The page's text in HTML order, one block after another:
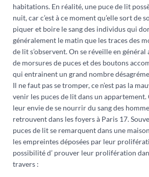
habitations. En réalité, une puce de lit
nuit, car c’est à ce moment qu’elle sort de
piquer et boire le sang des individus qui
généralement le matin que les traces des
de lit s’observent. On se réveille en
de morsures de puces et des boutons
qui entrainent un grand nombre
Il ne faut pas se tromper, ce n’est pas la
venir les puces de lit dans un appartement.
leur envie de se nourrir du sang des
retrouvent dans les foyers à Paris 17.
puces de lit se remarquent dans une
les empreintes déposées par leur
possibilité d’ prouver leur prolifération
travers :